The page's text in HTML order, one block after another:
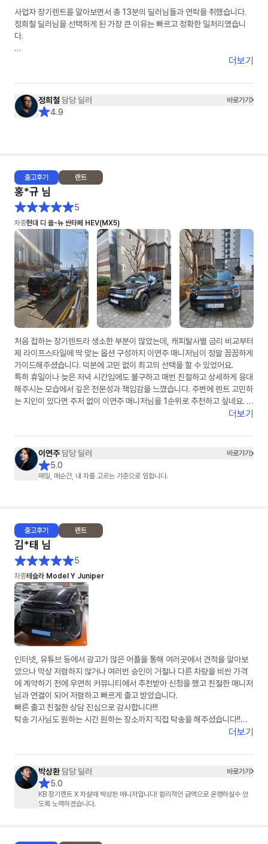
> (목요일) 차량인수
4. 차량 상태: ★★★★
- 수요일~목요일 비가 오는 날씨라 세차를 했지만 아쉽게도 물자국이 남아
있었어요. 조금 아쉬운건 리어 스포일러 부분에 흰색 페인트 같은 것이
(3cm) 묻어있었는데 손톱으로 긁어내긴 했지만, 잔기스가 조금 났어요
사업자 장기렌트를 알아보면서 총 13분의 딜러님들과 연락을 취했습니다.
정희철 딜러님을 선택하게 된 가장 큰 이유는 빠르고 정확한 일처리였습니
다.
견적을 받고 다른 옵션을 요청하면 수정 보완된 견적을 재송부받기까지 걸리
또한 다른 옵션을 요청할경우 고객이 이 옵션을 왜 요청했는지까지 이해해주
시며 고객의 편에서 함께 고민해주셨습니다.
그래서 정희철 딜러님을 선택하게 되었고 견적, 계약, 출고까지 모든 일들이
보조금이라던지, 출고시 탁송처럼 딜러님의 영향이 아닌 부분에서 문제가 있
을때도 딜러님이 모든 부분을 다 해결해주셨습니다.
특히 탁송건은 정말 너무 감사드렸습니다. "제가 만약~"이라는 고객의 편에
기간이 종료가 되어도 저는 정희철 딜러님과 함께 하고 싶습니다.
더보기
정희철 담당 딜러 바로가기
4.9
출고후기 렌트
홍*규 님
5
차종현대 디 올-뉴 싼타페 HEV(MX5)
처음 접하는 장기렌트라 생소한 부분이 많았는데, 캐피탈사별 금리 비교부터
제 라이프스타일에 딱 맞는 옵션 구성까지 이연주 매니저님이 정말 꼼꼼하게
가이드해주셨습니다. 덕분에 고민 없이 최고의 선택을 할 수 있었어요.
​특히 휴일이나 늦은 저녁 시간임에도 불구하고 매번 친절하고 상세하게 응대
해주시는 모습에서 깊은 전문성과 책임감을 느꼈습니다. 주변에 렌트 고민하
는 지인이 있다면 주저 없이 이연주 매니저님을 1순위로 추천하고 싶네요. 마
지막까지 무사고를 기원하며 챙겨주신 선물도 차에 예쁘게 잘 달고 다니겠습
더보기
이연주 담당 딜러 바로가기
5.0
매일, 매순간, 내 차를 고르는 기준으로 임합니다.
출고후기 렌트
김*태 님
5
차종테슬라 Model Y Juniper
인터넷, 유튜브 등에서 광고가 많은 어플을 통해 여러곳에서 견적을 알아보
았으나 막상 저렴하지 않거나 여러번 승인이 거절나 다른 차량을 비싼 가격
에 계약하기 전에 우연히 커뮤니티에서 추천받아 신청을 했고 친절한 매니저
님과 연결이 되어 저렴하고 빠르게 출고 받았습니다.
빠른 출고 친절한 상담 진심으로 감사합니다!!!
탁송 기사님도 원하는 시간 원하는 장소까지 직접 탁송을 해주셨습니다!!
더보기
박상환 담당 딜러 바로가기
5.0
KB 장기렌트 X 차살때 박상환 매니저입니다! 합리적인 금액으로 운행하실수 있
도록 노력하겠습니다.